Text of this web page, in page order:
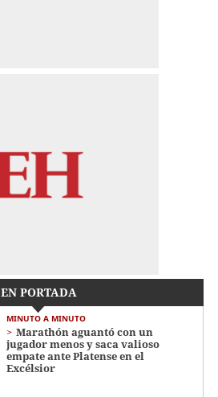
EN PORTADA
MINUTO A MINUTO
Marathón aguantó con un
jugador menos y saca valioso
empate ante Platense en el
Excélsior